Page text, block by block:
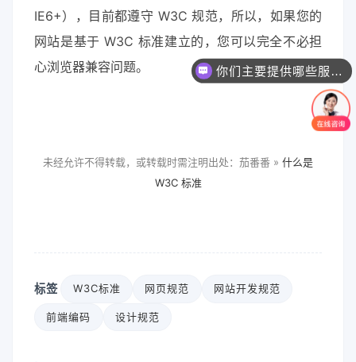
IE6+），目前都遵守 W3C 规范，所以，如果您的
网站是基于 W3C 标准建立的，您可以完全不必担
心浏览器兼容问题。
未经允许不得转载，或转载时需注明出处：茄番番 » 什么是
W3C 标准
标签 W3C标准 网页规范 网站开发规范
前端编码 设计规范
你们主要提供哪些服务？可以根据需求定制吗？